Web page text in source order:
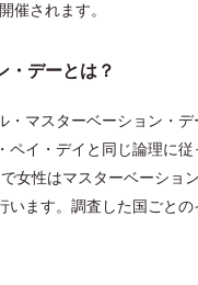
催されます。
・デーとは？
マスターベーション・
ペイ・デイと同じ論理に
女性はマスターベーショ
います。調査した国ごと